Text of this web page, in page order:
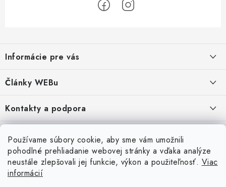
Používame súbory cookie, aby sme vám umožnili
pohodlné prehliadanie webovej stránky a vďaka analýze
neustále zlepšovali jej funkcie, výkon a použiteľnosť. Viac
informácií
p
ä
e
Informácie pre vás
Obchodné podmienky
Moja objednávka
Odstúpenie od zmluvy
Formuláre na stiahnutie
Napíšte nám
Články WEBu
16.6.2026
Nákup na splátky
23.10.2022
Ako nakupovať
Kontakty a podpora
Predajňa a sídlo spoločnosti
2.8.2022
Doprava a Platba
4.3.2022
Servisné služby
Servis a služby pre Vás
5.3.2022
Doprava - UPS Doprava - Packeta Splátky - Home Credit